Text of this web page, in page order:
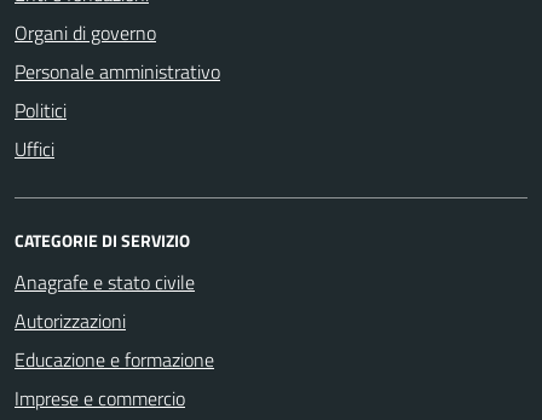
Organi di governo
Personale amministrativo
Politici
Uffici
CATEGORIE DI SERVIZIO
Anagrafe e stato civile
Autorizzazioni
Educazione e formazione
Imprese e commercio